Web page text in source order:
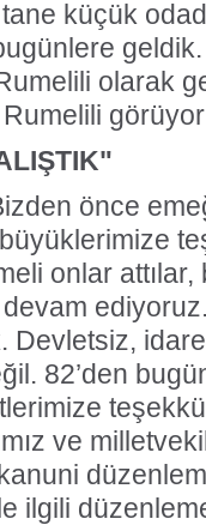
küçük
olarak
önce
onlar attılar,
ediyoruz.
Devletsiz,
82’den
ve
düzenleme